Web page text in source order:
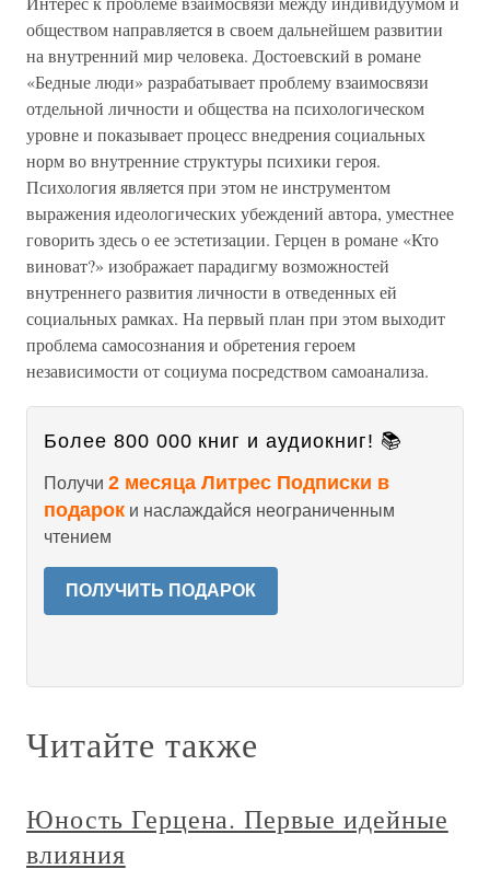
обществом направляется в своем дальнейшем развитии
на внутренний мир человека. Достоевский в романе
«Бедные люди» разрабатывает проблему взаимосвязи
отдельной личности и общества на психологическом
уровне и показывает процесс внедрения социальных
норм во внутренние структуры психики героя.
Психология является при этом не инструментом
выражения идеологических убеждений автора, уместнее
говорить здесь о ее эстетизации. Герцен в романе «Кто
виноват?» изображает парадигму возможностей
внутреннего развития личности в отведенных ей
социальных рамках. На первый план при этом выходит
проблема самосознания и обретения героем
независимости от социума посредством самоанализа.
Более 800 000 книг и аудиокниг! 📚
Получи 2 месяца Литрес Подписки в
подарок и наслаждайся неограниченным
чтением
ПОЛУЧИТЬ ПОДАРОК
Читайте также
Юность Герцена. Первые идейные
влияния